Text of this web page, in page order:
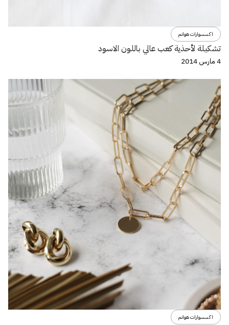
اكسسوارات هوانم
تشكيلة لأحذية كعب عالي باللون الاسود
4 مارس 2014
اكسسوارات هوانم